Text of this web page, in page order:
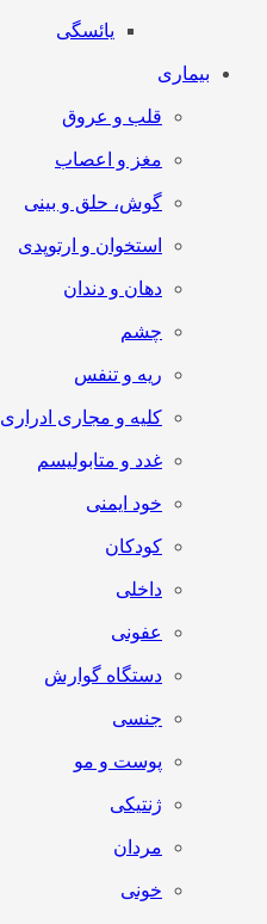
یائسگی
بیماری
قلب و عروق
مغز و اعصاب
گوش، حلق و بینی
استخوان و ارتوپدی
دهان و دندان
چشم
ریه و تنفس
کلیه و مجاری ادراری
غدد و متابولیسم
خود ایمنی
کودکان
داخلی
عفونی
دستگاه گوارش
جنسی
پوست و مو
ژنتیکی
مردان
خونی